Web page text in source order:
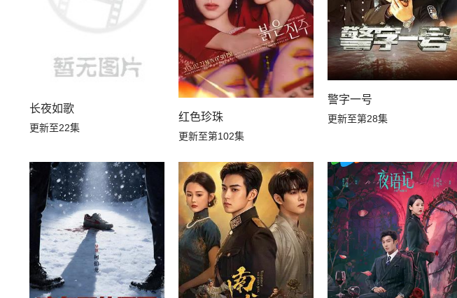
长夜如歌
更新至22集
红色珍珠
更新至第102集
警字一号
更新至第28集